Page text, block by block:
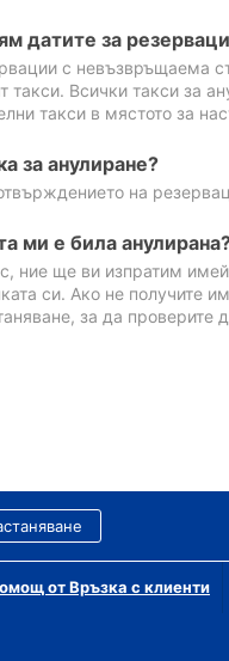
датите за
с невъзвръщаема
Всички такси за
такси в мястото за
за анулиране?
на
ми е била
ние ще ви изпратим
си. Ако не получите
за да проверите
от Връзка с клиенти